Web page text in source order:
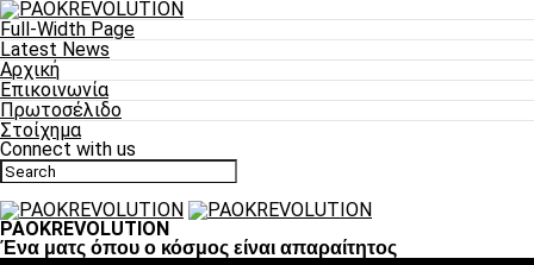
Full-Width Page
Latest News
Αρχική
Επικοινωνία
Πρωτοσέλιδο
Στοίχημα
Connect with us
PAOKREVOLUTION
Ένα ματς όπου ο κόσμος είναι απαραίτητος